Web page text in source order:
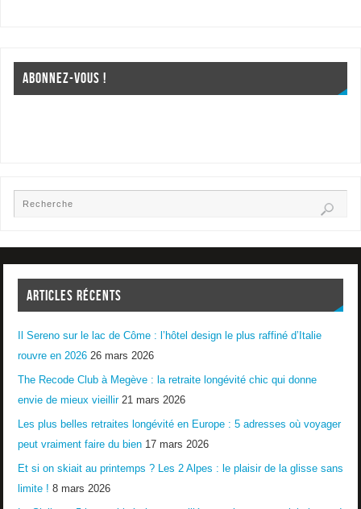
ABONNEZ-VOUS !
ARTICLES RÉCENTS
Il Sereno sur le lac de Côme : l’hôtel design le plus raffiné d’Italie
rouvre en 2026 26 mars 2026
The Recode Club à Megève : la retraite longévité chic qui donne
envie de mieux vieillir 21 mars 2026
Les plus belles retraites longévité en Europe : 5 adresses où voyager
peut vraiment faire du bien 17 mars 2026
Et si on skiait au printemps ? Les 2 Alpes : le plaisir de la glisse sans
limite ! 8 mars 2026